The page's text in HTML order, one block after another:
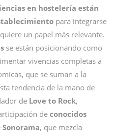
en hostelería están
para integrarse
un papel más relevante.
se están posicionando como
vivencias completas a
que se suman a la
tendencia de la mano de
de Love to Rock,
de conocidos
Sonorama, que mezcla